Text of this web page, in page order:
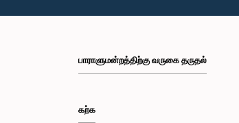
பாராளுமன்றத்திற்கு வருகை தருதல்
கற்க